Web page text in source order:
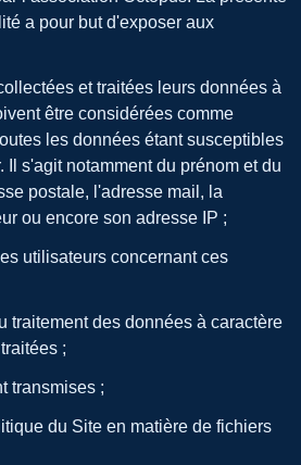
a pour but d'exposer aux
et traitées leurs données à
être considérées comme
les données étant susceptibles
Il s'agit notamment du prénom et du
postale, l'adresse mail, la
ou encore son adresse IP ;
utilisateurs concernant ces
traitement des données à caractère
;
transmises ;
du Site en matière de fichiers